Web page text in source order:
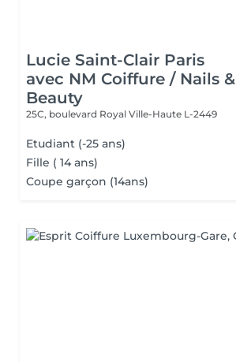
Lucie Saint-Clair Paris
avec NM Coiffure / Nails &
Beauty
25C, boulevard Royal Ville-Haute L-2449
Etudiant (-25 ans)
Fille ( 14 ans)
Coupe garçon (14ans)